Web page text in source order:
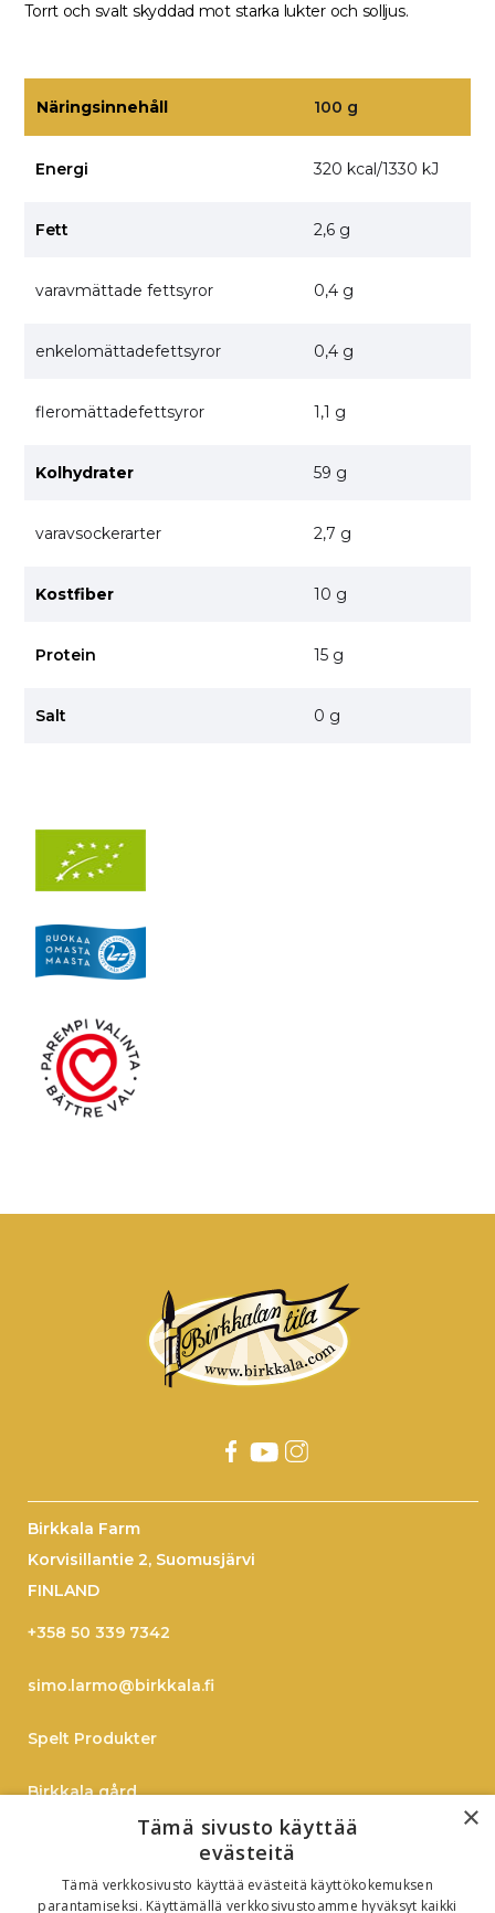
Torrt och svalt skyddad mot starka lukter och solljus.
Näringsinnehåll 100 g
Energi 320 kcal/1330 kJ
Fett 2,6 g
varavmättade fettsyror 0,4 g
enkelomättadefettsyror 0,4 g
fleromättadefettsyror 1,1 g
Kolhydrater 59 g
varavsockerarter 2,7 g
Kostfiber 10 g
Protein 15 g
Salt 0 g
Birkkala Farm
Korvisillantie 2, Suomusjärvi
FINLAND
+358 50 339 7342
simo.larmo@birkkala.fi
Spelt Produkter
Birkkala gård
On-Line Shopping
×
Tämä sivusto käyttää
evästeitä
Tämä verkkosivusto käyttää evästeitä käyttökokemuksen
parantamiseksi. Käyttämällä verkkosivustoamme hyväksyt kaikki